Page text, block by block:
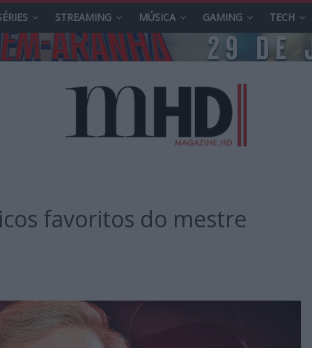
STREAMING MÚSICA GAMING TECH
favoritos do mestre